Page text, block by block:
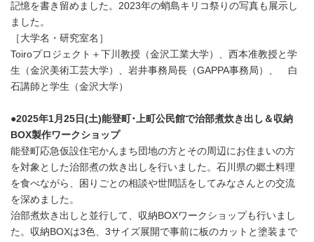
記憶を書き留めました。2023年の蛸島キリコ祭りの写真も展示し
ました。
［大学名・研究室名］
Toiroプロジェクト＋下川教授（金沢工業大学）、西本准教授と学
生（金沢美術工芸大学）、岩井事務局長（GAPPA事務局）、 白
石講師と学生（金沢大学）
●2025年1月25日(土)能登町･上町公民館で治部煮炊き出し＆収納
BOX製作ワークショップ
能登町応急仮設住宅かんまち団地の方とその周辺にお住まいの方
を対象とした治部煮の炊き出しを行いました。石川県の郷土料理
を食べながら、困りごとの相談や世間話をしてみなさんとの交流
を深めました。
治部煮炊き出しと並行して、収納BOXワークショップも行いまし
た。収納BOXは3色、3サイズ展開で事前に板のカットと塗装まで